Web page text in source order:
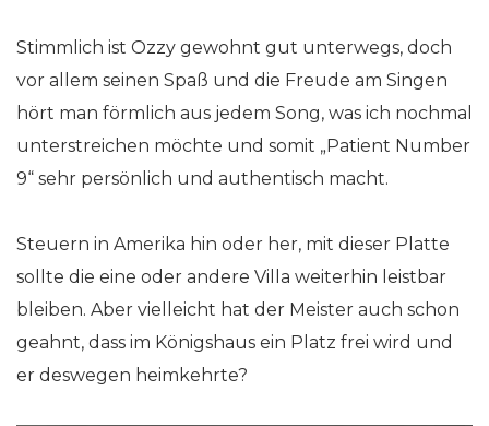
Stimmlich ist Ozzy gewohnt gut unterwegs, doch
vor allem seinen Spaß und die Freude am Singen
hört man förmlich aus jedem Song, was ich nochmal
unterstreichen möchte und somit „Patient Number
9“ sehr persönlich und authentisch macht.
Steuern in Amerika hin oder her, mit dieser Platte
sollte die eine oder andere Villa weiterhin leistbar
bleiben. Aber vielleicht hat der Meister auch schon
geahnt, dass im Königshaus ein Platz frei wird und
er deswegen heimkehrte?